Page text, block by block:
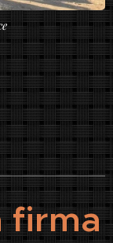
firma